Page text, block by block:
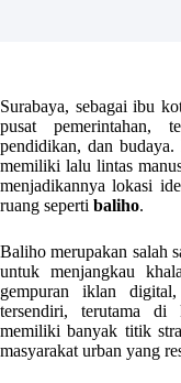
Surabaya, sebagai ibu
pusat pemerintahan,
pendidikan, dan
memiliki lalu lintas
menjadikannya lokasi
ruang seperti baliho.
Baliho merupakan salah
untuk menjangkau
gempuran iklan
tersendiri, terutama di
memiliki banyak titik
masyarakat urban yang